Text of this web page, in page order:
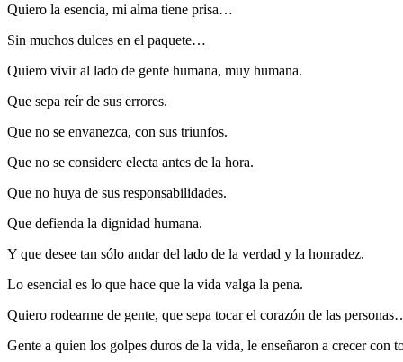
Quiero la esencia, mi alma tiene prisa…
Sin muchos dulces en el paquete…
Quiero vivir al lado de gente humana, muy humana.
Que sepa reír de sus errores.
Que no se envanezca, con sus triunfos.
Que no se considere electa antes de la hora.
Que no huya de sus responsabilidades.
Que defienda la dignidad humana.
Y que desee tan sólo andar del lado de la verdad y la honradez.
Lo esencial es lo que hace que la vida valga la pena.
Quiero rodearme de gente, que sepa tocar el corazón de las
Gente a quien los golpes duros de la vida, le enseñaron a crecer con